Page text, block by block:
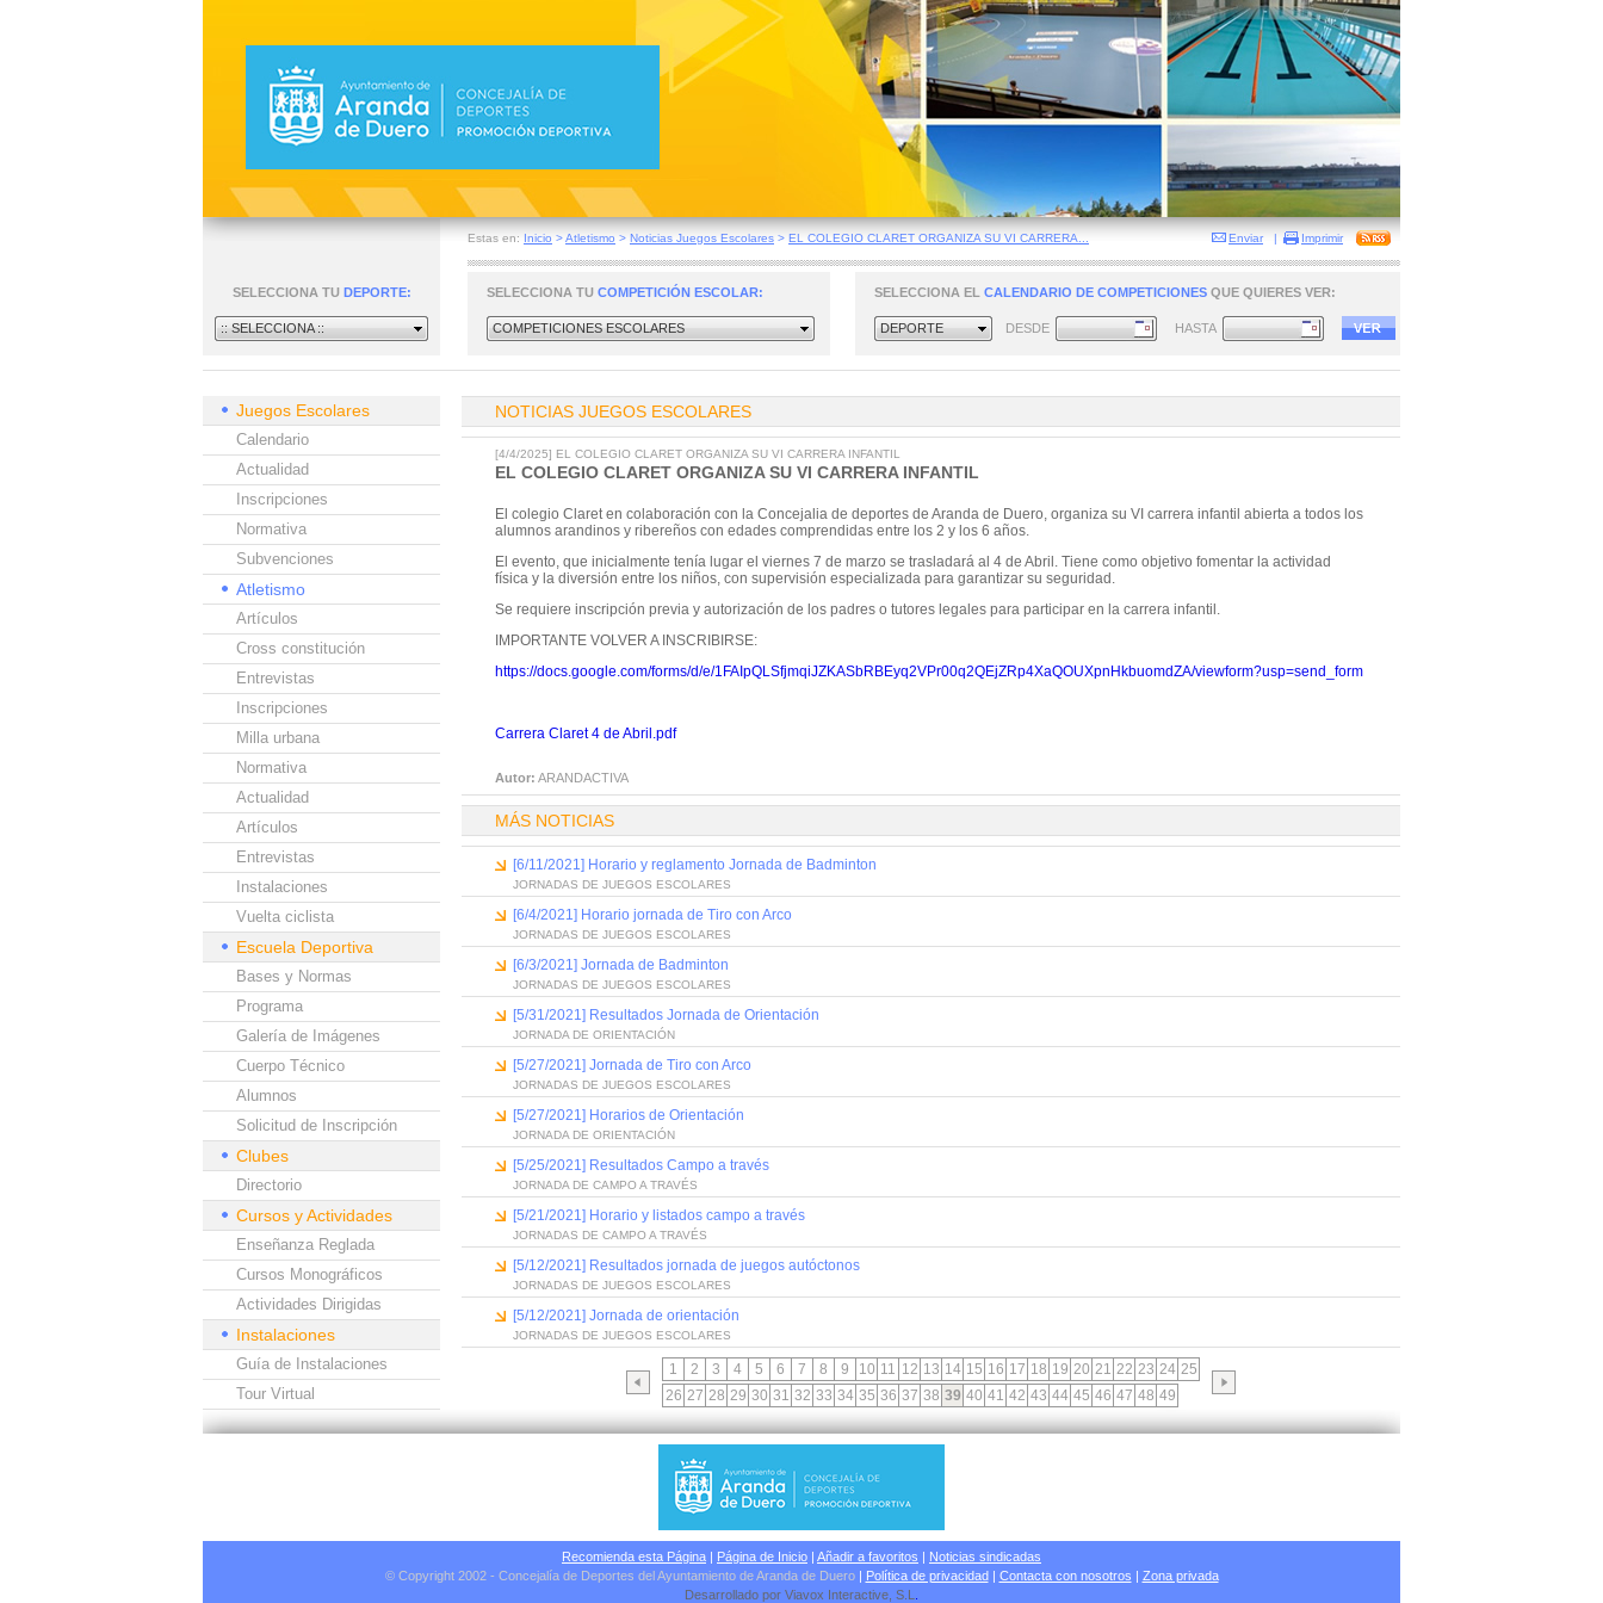
Estas en: Inicio >Atletismo > Noticias Juegos Escolares > EL COLEGIO CLARET ORGANIZA SU VI CARRERA... Enviar | Imprimir
SELECCIONA TU DEPORTE:
:: SELECCIONA ::
SELECCIONA TU COMPETICIÓN ESCOLAR:
COMPETICIONES ESCOLARES
SELECCIONA EL CALENDARIO DE COMPETICIONES QUE QUIERES VER:
DEPORTE DESDE HASTA
Juegos Escolares
Calendario
Actualidad
Inscripciones
Normativa
Subvenciones
Atletismo
Artículos
Cross constitución
Entrevistas
Inscripciones
Milla urbana
Normativa
Actualidad
Artículos
Entrevistas
Instalaciones
Vuelta ciclista
Escuela Deportiva
Bases y Normas
Programa
Galería de Imágenes
Cuerpo Técnico
Alumnos
Solicitud de Inscripción
Clubes
Directorio
Cursos y Actividades
Enseñanza Reglada
Cursos Monográficos
Actividades Dirigidas
Instalaciones
Guía de Instalaciones
Tour Virtual
NOTICIAS JUEGOS ESCOLARES
[4/4/2025] EL COLEGIO CLARET ORGANIZA SU VI CARRERA INFANTIL
EL COLEGIO CLARET ORGANIZA SU VI CARRERA INFANTIL
El colegio Claret en colaboración con la Concejalia de deportes de Aranda de Duero, organiza su VI carrera infantil abierta a todos los
alumnos arandinos y ribereños con edades comprendidas entre los 2 y los 6 años.
El evento, que inicialmente tenía lugar el viernes 7 de marzo se trasladará al 4 de Abril. Tiene como objetivo fomentar la actividad
física y la diversión entre los niños, con supervisión especializada para garantizar su seguridad.
Se requiere inscripción previa y autorización de los padres o tutores legales para participar en la carrera infantil.
IMPORTANTE VOLVER A INSCRIBIRSE:
https://docs.google.com/forms/d/e/1FAIpQLSfjmqiJZKASbRBEyq2VPr00q2QEjZRp4XaQOUXpnHkbuomdZA/viewform?usp=send_form
Carrera Claret 4 de Abril.pdf
Autor: ARANDACTIVA
MÁS NOTICIAS
[6/11/2021] Horario y reglamento Jornada de Badminton
JORNADAS DE JUEGOS ESCOLARES
[6/4/2021] Horario jornada de Tiro con Arco
JORNADAS DE JUEGOS ESCOLARES
[6/3/2021] Jornada de Badminton
JORNADAS DE JUEGOS ESCOLARES
[5/31/2021] Resultados Jornada de Orientación
JORNADA DE ORIENTACIÓN
[5/27/2021] Jornada de Tiro con Arco
JORNADAS DE JUEGOS ESCOLARES
[5/27/2021] Horarios de Orientación
JORNADA DE ORIENTACIÓN
[5/25/2021] Resultados Campo a través
JORNADA DE CAMPO A TRAVÉS
[5/21/2021] Horario y listados campo a través
JORNADAS DE CAMPO A TRAVÉS
[5/12/2021] Resultados jornada de juegos autóctonos
JORNADAS DE JUEGOS ESCOLARES
[5/12/2021] Jornada de orientación
JORNADAS DE JUEGOS ESCOLARES
1 2 3 4 5 6 7 8 9 10 11 12 13 14 15 16 17 18 19 20 21 22 23 24 25
26 27 28 29 30 31 32 33 34 35 36 37 38 39 40 41 42 43 44 45 46 47 48 49
Recomienda esta Página | Página de Inicio | Añadir a favoritos | Noticias sindicadas
© Copyright 2002 - Concejalía de Deportes del Ayuntamiento de Aranda de Duero| Política de privacidad| Contacta con nosotros | Zona privada
Desarrollado por Viavox Interactive , S.L